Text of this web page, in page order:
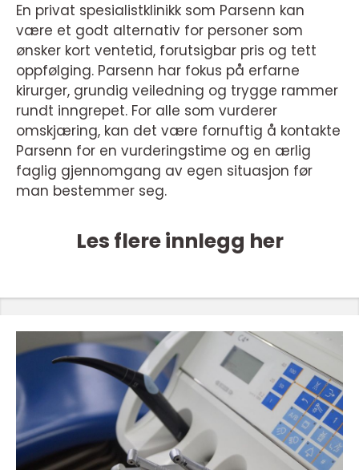
En privat spesialistklinikk som Parsenn kan
være et godt alternativ for personer som
ønsker kort ventetid, forutsigbar pris og tett
oppfølging. Parsenn har fokus på erfarne
kirurger, grundig veiledning og trygge rammer
rundt inngrepet. For alle som vurderer
omskjæring, kan det være fornuftig å kontakte
Parsenn for en vurderingstime og en ærlig
faglig gjennomgang av egen situasjon før
man bestemmer seg.
Les flere innlegg her